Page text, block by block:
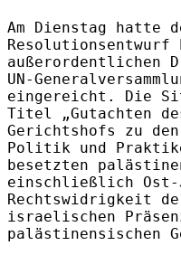
Am Dienstag hatte
außerordentlichen
UN-
eingereicht. Die
Titel „Gutachten
Gerichtshofs zu
Politik und
besetzten
einschließlich Ost-
Rechtswidrigkeit
israelischen
palästinensischen